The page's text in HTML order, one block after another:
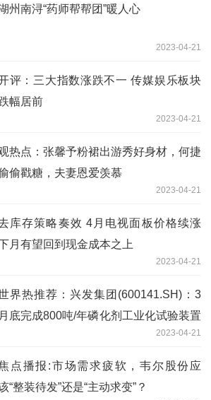
州南浔“药师帮帮团”暖人心
2023-04-21
评：三大指数涨跌不一 传媒娱乐板块
幅居前
2023-04-21
热点：张馨予粉裙出游秀好身材，何捷
偷戳糖，夫妻恩爱羡慕
2023-04-21
库存策略奏效 4月电视面板价格续涨
月有望回到现金成本之上
2023-04-21
界热推荐：兴发集团(600141.SH)：3
月底完成800吨/年磷化剂工业化试验装置
2023-04-21
点播报:市场需求疲软，韦尔股份应
“整装待发”还是“主动求变”？